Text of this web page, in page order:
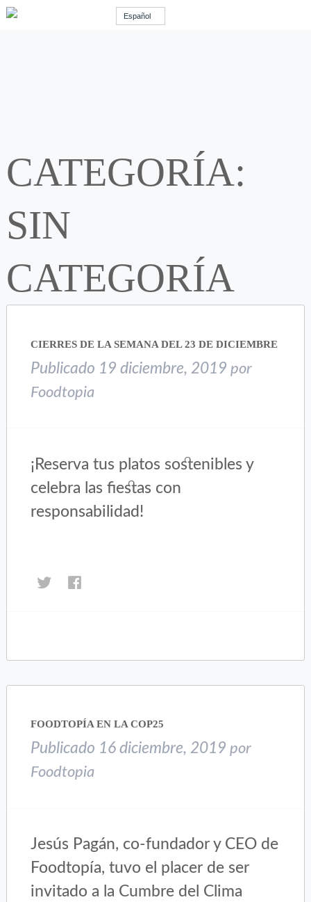
Español
CATEGORÍA:
SIN
CATEGORÍA
CIERRES DE LA SEMANA DEL 23 DE DICIEMBRE
Publicado 19 diciembre, 2019 por
Foodtopia
¡Reserva tus platos sostenibles y
celebra las fiestas con
responsabilidad!
Haz
clic
Twitter
abre
una
ventana
nueva)
Facebook
abre
una
ventana
nueva)
FOODTOPÍA EN LA COP25
Publicado 16 diciembre, 2019 por
Foodtopia
Jesús Pagán, co-fundador y CEO de
Foodtopía, tuvo el placer de ser
invitado a la Cumbre del Clima